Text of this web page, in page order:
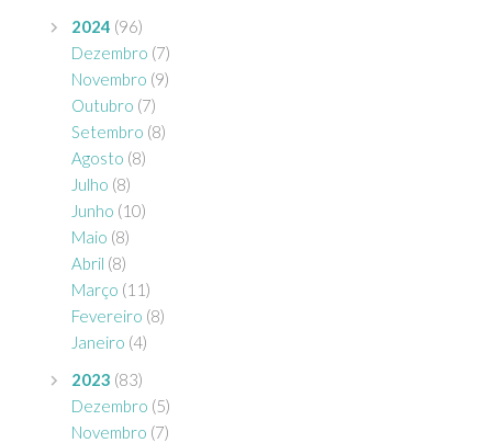
2024 (96)
Dezembro (7)
Novembro (9)
Outubro (7)
Setembro (8)
Agosto (8)
Julho (8)
Junho (10)
Maio (8)
Abril (8)
Março (11)
Fevereiro (8)
Janeiro (4)
2023 (83)
Dezembro (5)
Novembro (7)